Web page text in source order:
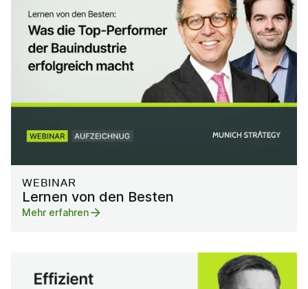
WEBINAR
Lernen von den Besten
Mehr erfahren